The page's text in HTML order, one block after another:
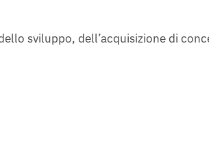
sviluppo, dell’acquisizione di